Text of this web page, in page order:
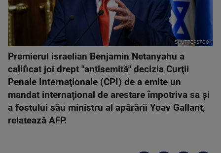
SHUTTERSTOCK
Premierul israelian Benjamin Netanyahu a
calificat joi drept "antisemită" decizia Curţii
Penale Internaţionale (CPI) de a emite un
mandat internaţional de arestare împotriva sa şi
a fostului său ministru al apărării Yoav Gallant,
relatează AFP.